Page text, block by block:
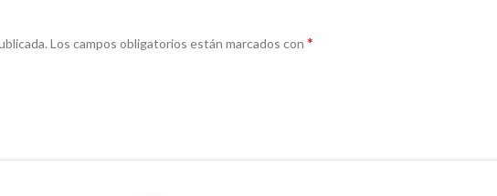
Los campos obligatorios están marcados con *